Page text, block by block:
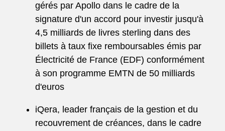
gérés par Apollo dans le cadre de la
signature d'un accord pour investir jusqu'à
4,5 milliards de livres sterling dans des
billets à taux fixe remboursables émis par
Électricité de France (EDF) conformément
à son programme EMTN de 50 milliards
d'euros
iQera, leader français de la gestion et du
recouvrement de créances, dans le cadre